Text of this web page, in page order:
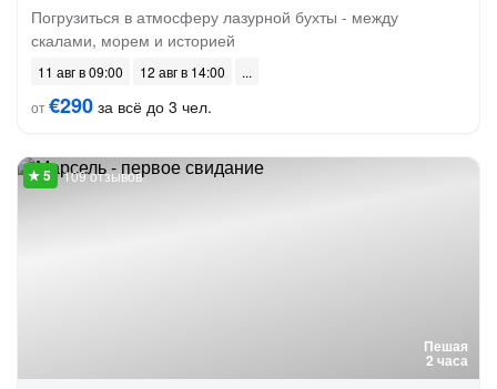
Погрузиться в атмосферу лазурной бухты - между
скалами, морем и историей
11 авг в 09:00
12 авг в 14:00
от€290 за всё до 3 чел.
Пешая
2 часа
109 отзывов